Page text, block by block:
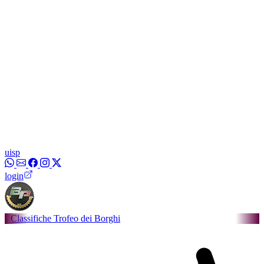
uisp
login
Trofeo dei Borghi